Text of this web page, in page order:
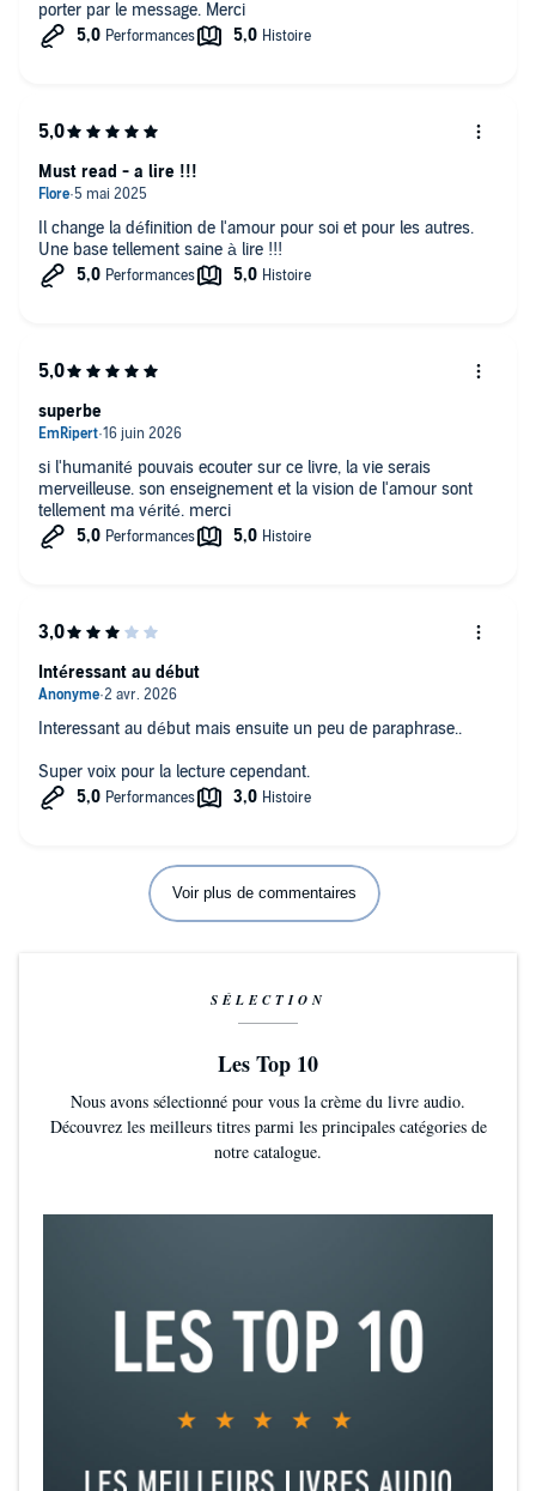
porter par le message. Merci
Il change la définition de l'amour pour soi et pour les autres.
Une base tellement saine à lire !!!
Must read - a lire !!!
si l'humanité pouvais ecouter sur ce livre, la vie serais
merveilleuse. son enseignement et la vision de l'amour sont
tellement ma vérité. merci
superbe
Interessant au début mais ensuite un peu de paraphrase..
Super voix pour la lecture cependant.
Intéressant au début
Voir plus de commentaires
SÉLECTION
Les Top 10
Nous avons sélectionné pour vous la crème du livre audio.
Découvrez les meilleurs titres parmi les principales catégories de
notre catalogue.